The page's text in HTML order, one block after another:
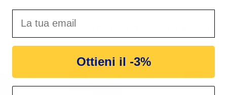
prodotto hanno acquistato anche:
Ottieni il -3%